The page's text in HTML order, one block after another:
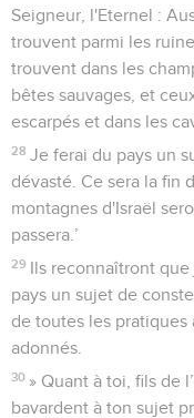
Seigneur, l'Eternel :
trouvent parmi les
trouvent dans les
bêtes sauvages, et
escarpés et dans les
28 Je ferai du pays un
dévasté. Ce sera la fin
montagnes d'Israël
passera.’
29 Ils reconnaîtront
pays un sujet de
de toutes les pratiques
adonnés.
30 » Quant à toi, fils de
bavardent à ton sujet